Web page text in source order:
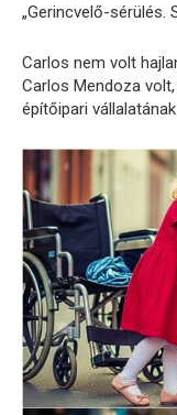
„Gerincvelő-sérülés.
Carlos nem volt
Carlos Mendoza
építőipari